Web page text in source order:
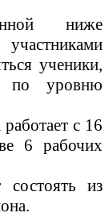
ниже
ученики,
по уровню
с 16
6 рабочих
состоять из